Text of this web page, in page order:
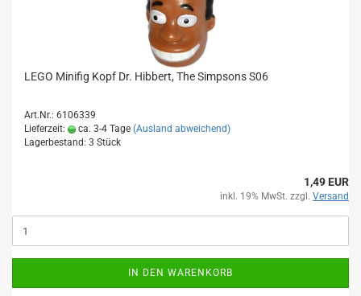
LEGO Minifig Kopf Dr. Hibbert, The Simpsons S06
Art.Nr.: 6106339
Lieferzeit:
ca. 3-4 Tage (Ausland abweichend)
Lagerbestand: 3 Stück
1,49 EUR
inkl. 19% MwSt. zzgl. Versand
IN DEN WARENKORB